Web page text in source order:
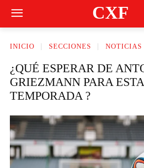
CXF
INICIO SECCIONES NOTICIAS
¿QUÉ ESPERAR DE
GRIEZMANN PARA ESTA
TEMPORADA ?